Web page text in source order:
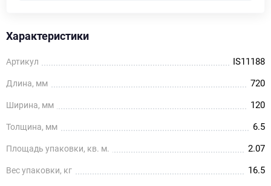
Характеристики
Артикул IS11188
Длина, мм 720
Ширина, мм 120
Толщина, мм 6.5
Площадь упаковки, кв. м. 2.07
Вес упаковки, кг 16.5